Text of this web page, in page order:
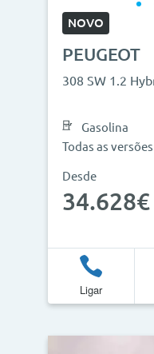
NOVO
PEUGEOT
308 SW 1.2
Gasolina
Todas as
Desde
34.628€
Ligar